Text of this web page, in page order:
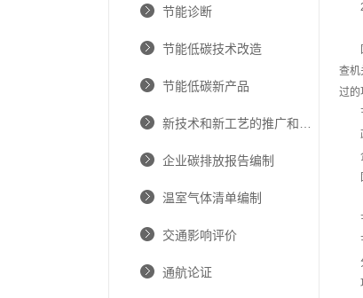
节能诊断
节能低碳技术改造
节能低碳新产品
企业碳排放报告编制
温室气体清单编制
交通影响评价
通航论证
查机
过的